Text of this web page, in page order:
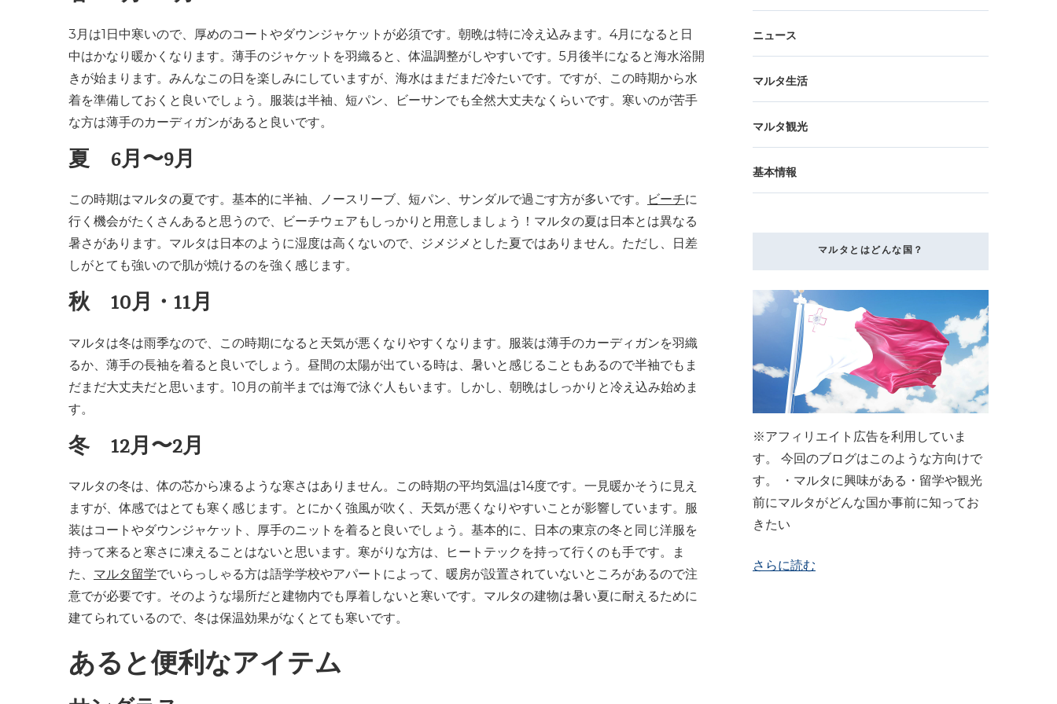
3月は1日中寒いので、厚めのコートやダウンジャケットが必須です。朝晩は特に冷え込みます。4月になると日
中はかなり暖かくなります。薄手のジャケットを羽織ると、体温調整がしやすいです。5月後半になると海水浴開
きが始まります。みんなこの日を楽しみにしていますが、海水はまだまだ冷たいです。ですが、この時期から水
着を準備しておくと良いでしょう。服装は半袖、短パン、ビーサンでも全然大丈夫なくらいです。寒いのが苦手
な方は薄手のカーディガンがあると良いです。
夏 6月〜9月
この時期はマルタの夏です。基本的に半袖、ノースリーブ、短パン、サンダルで過ごす方が多いです。 ビーチに
行く機会がたくさんあると思うので、ビーチウェアもしっかりと用意しましょう！マルタの夏は日本とは異なる
暑さがあります。マルタは日本のように湿度は高くないので、ジメジメとした夏ではありません。ただし、日差
しがとても強いので肌が焼けるのを強く感じます。
秋 10月・11月
マルタは冬は雨季なので、この時期になると天気が悪くなりやすくなります。服装は薄手のカーディガンを羽織
るか、薄手の長袖を着ると良いでしょう。昼間の太陽が出ている時は、暑いと感じることもあるので半袖でもま
だまだ大丈夫だと思います。10月の前半までは海で泳ぐ人もいます。しかし、朝晩はしっかりと冷え込み始めま
す。
冬 12月〜2月
マルタの冬は、体の芯から凍るような寒さはありません。この時期の平均気温は14度です。一見暖かそうに見え
ますが、体感ではとても寒く感じます。とにかく強風が吹く、天気が悪くなりやすいことが影響しています。服
装はコートやダウンジャケット、厚手のニットを着ると良いでしょう。基本的に、日本の東京の冬と同じ洋服を
持って来ると寒さに凍えることはないと思います。寒がりな方は、ヒートテックを持って行くのも手です。ま
た、 マルタ留学でいらっしゃる方は語学学校やアパートによって、暖房が設置されていないところがあるので注
意でが必要です。そのような場所だと建物内でも厚着しないと寒いです。マルタの建物は暑い夏に耐えるために
建てられているので、冬は保温効果がなくとても寒いです。
あると便利なアイテム
ニュース
マルタ生活
マルタ観光
基本情報
マルタとはどんな国？
※アフィリエイト広告を利用していま
す。 今回のブログはこのような方向けで
す。 ・マルタに興味がある・留学や観光
前にマルタがどんな国か事前に知ってお
きたい
さらに読む